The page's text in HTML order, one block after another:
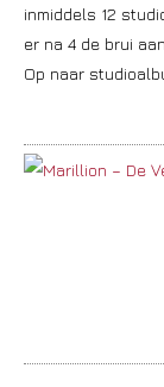
inmiddels 12
er na 4 de brui
Op naar